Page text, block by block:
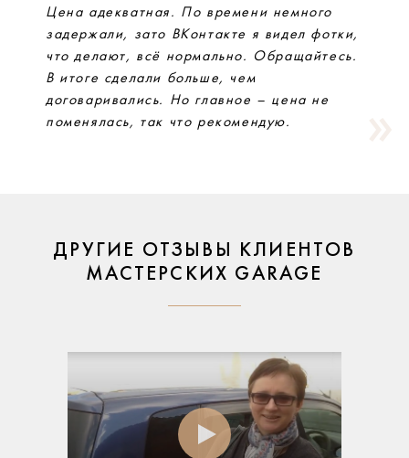
Цена адекватная. По времени немного
задержали, зато ВКонтакте я видел фотки,
что делают, всё нормально. Обращайтесь.
В итоге сделали больше, чем
договаривались. Но главное – цена не
поменялась, так что рекомендую.
ДРУГИЕ ОТЗЫВЫ КЛИЕНТОВ
МАСТЕРСКИХ GARAGE